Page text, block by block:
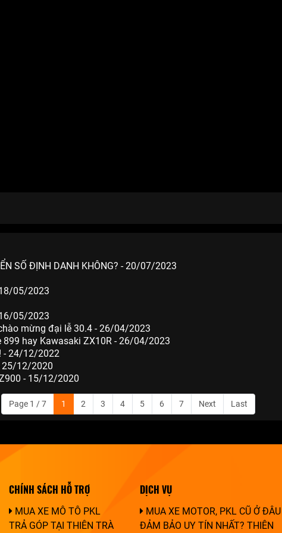
SỐ ĐỊNH DANH KHÔNG? - 20/07/2023
18/05/2023
16/05/2023
mừng đại lễ 30.4 - 26/04/2023
hay Kawasaki ZX10R - 26/04/2023
- 24/12/2022
25/12/2020
Z900 - 15/12/2020
Page 1 / 7 1 2 3 4 5 6 7 Next Last
CHÍNH SÁCH HỖ TRỢ
MUA XE MÔ TÔ PKL
TRẢ GÓP TẠI THIÊN TRÀ
DỊCH VỤ
MUA XE MOTOR, PKL CŨ Ở ĐÂU
ĐẢM BẢO UY TÍN NHẤT? THIÊN